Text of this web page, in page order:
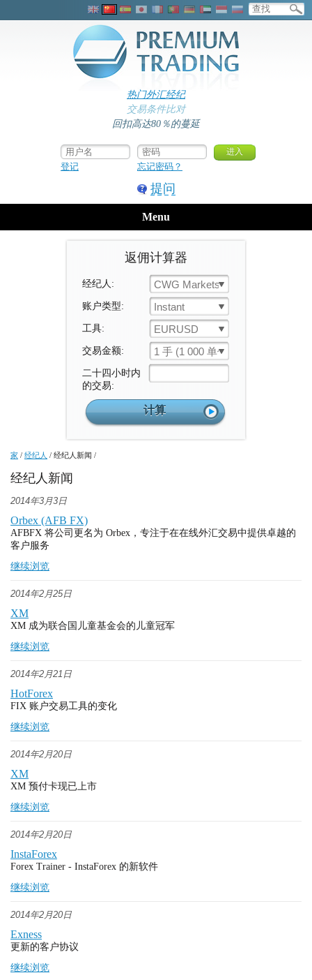
热门外汇经纪
交易条件比对
回扣高达80％的蔓延
登记 忘记密码？
提问
Menu
返佣计算器
经纪人: CWG Markets
账户类型: Instant
工具: EURUSD
交易金额: 1 手 (1 000 单位)
二十四小时内
的交易:
家 / 经纪人 / 经纪人新闻 /
经纪人新闻
2014年3月3日
Orbex (AFB FX)
AFBFX 将公司更名为 Orbex，专注于在在线外汇交易中提供卓越的
客户服务
继续浏览
2014年2月25日
XM
XM 成为联合国儿童基金会的儿童冠军
继续浏览
2014年2月21日
HotForex
FIX 账户交易工具的变化
继续浏览
2014年2月20日
XM
XM 预付卡现已上市
继续浏览
2014年2月20日
InstaForex
Forex Trainer - InstaForex 的新软件
继续浏览
2014年2月20日
Exness
更新的客户协议
继续浏览